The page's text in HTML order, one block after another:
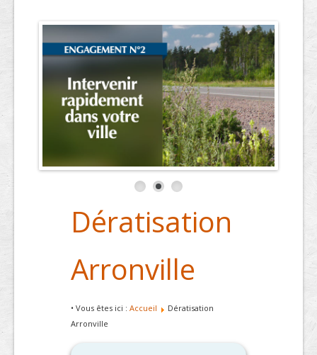
Les entreprises
Contact et devis
Dératisation
Arronville
• Vous êtes ici : Accueil
Dératisation
Arronville